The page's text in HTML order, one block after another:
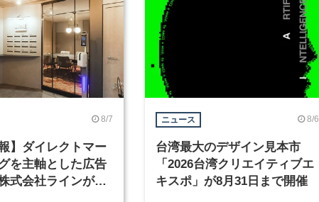
8/7
】ダイレクトマー
を主軸とした広告
式会社ラインが、
ニュース 8/6
台湾最大のデザイン見本市
「2026台湾クリエイティブエ
キスポ」が8月31日まで開催